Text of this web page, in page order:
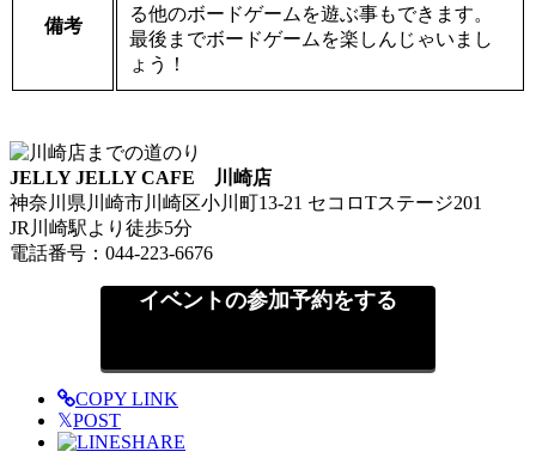
備考
る他のボードゲームを遊ぶ事もできます。
最後までボードゲームを楽しんじゃいまし
ょう！
JELLY JELLY CAFE 川崎店
神奈川県川崎市川崎区小川町13-21 セコロTステージ201
JR川崎駅より徒歩5分
電話番号：044-223-6676
イベントの参加予約をする
COPY LINK
𝕏POST
SHARE